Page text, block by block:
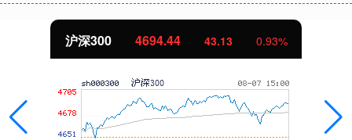
沪深300 4694.44 43.13 0.93%